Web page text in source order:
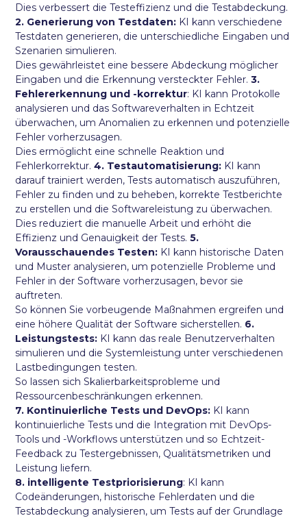
Dies verbessert die Testeffizienz und die Testabdeckung.
2. Generierung von Testdaten: KI kann verschiedene
Testdaten generieren, die unterschiedliche Eingaben und
Szenarien simulieren.
Dies gewährleistet eine bessere Abdeckung möglicher
Eingaben und die Erkennung versteckter Fehler.3.
Fehlererkennung und -korrektur: KI kann Protokolle
analysieren und das Softwareverhalten in Echtzeit
überwachen, um Anomalien zu erkennen und potenzielle
Fehler vorherzusagen.
Dies ermöglicht eine schnelle Reaktion und
Fehlerkorrektur.4. Testautomatisierung: KI kann
darauf trainiert werden, Tests automatisch auszuführen,
Fehler zu finden und zu beheben, korrekte Testberichte
zu erstellen und die Softwareleistung zu überwachen.
Dies reduziert die manuelle Arbeit und erhöht die
Effizienz und Genauigkeit der Tests.5.
Vorausschauendes Testen: KI kann historische Daten
und Muster analysieren, um potenzielle Probleme und
Fehler in der Software vorherzusagen, bevor sie
auftreten.
So können Sie vorbeugende Maßnahmen ergreifen und
eine höhere Qualität der Software sicherstellen. 6.
Leistungstests: KI kann das reale Benutzerverhalten
simulieren und die Systemleistung unter verschiedenen
Lastbedingungen testen.
So lassen sich Skalierbarkeitsprobleme und
Ressourcenbeschränkungen erkennen.
7. Kontinuierliche Tests und DevOps: KI kann
kontinuierliche Tests und die Integration mit DevOps-
Tools und -Workflows unterstützen und so Echtzeit-
Feedback zu Testergebnissen, Qualitätsmetriken und
Leistung liefern.
8. intelligente Testpriorisierung: KI kann
Codeänderungen, historische Fehlerdaten und die
Testabdeckung analysieren, um Tests auf der Grundlage